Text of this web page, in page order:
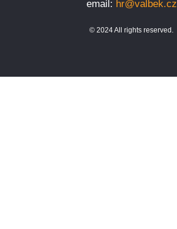
email: hr@valbek.cz
© 2024 All rights reserved.